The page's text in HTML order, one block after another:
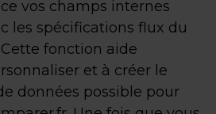
vos champs internes
les spécifications flux du
fonction aide
et à créer le
données possible pour